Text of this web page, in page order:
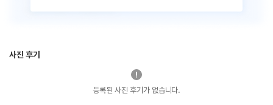
사진 후기
등록된 사진 후기가 없습니다.